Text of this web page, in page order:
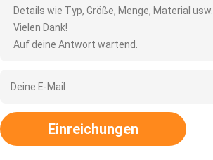
Details wie Typ, Größe, Menge, Material
Vielen Dank!
Auf deine Antwort wartend.
Einreichungen